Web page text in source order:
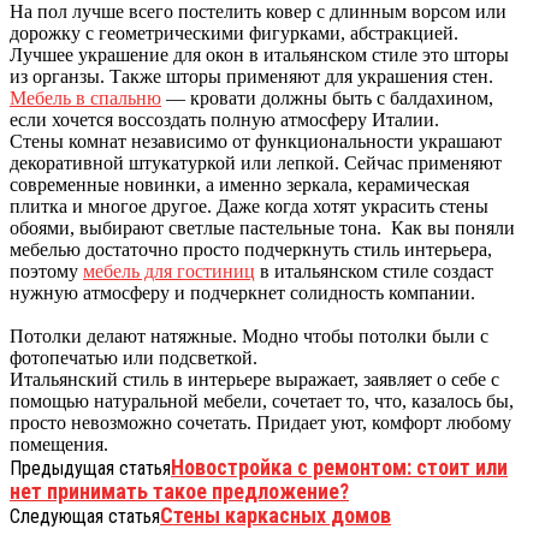
На пол лучше всего постелить ковер с длинным ворсом или
дорожку с геометрическими фигурками, абстракцией.
Лучшее украшение для окон в итальянском стиле это шторы
из органзы. Также шторы применяют для украшения стен.
Мебель в спальню — кровати должны быть с балдахином,
если хочется воссоздать полную атмосферу Италии.
Стены комнат независимо от функциональности украшают
декоративной штукатуркой или лепкой. Сейчас применяют
современные новинки, а именно зеркала, керамическая
плитка и многое другое. Даже когда хотят украсить стены
обоями, выбирают светлые пастельные тона. Как вы поняли
мебелью достаточно просто подчеркнуть стиль интерьера,
поэтому мебель для гостиниц в итальянском стиле создаст
нужную атмосферу и подчеркнет солидность компании.
Потолки делают натяжные. Модно чтобы потолки были с
фотопечатью или подсветкой.
Итальянский стиль в интерьере выражает, заявляет о себе с
помощью натуральной мебели, сочетает то, что, казалось бы,
просто невозможно сочетать. Придает уют, комфорт любому
помещения.
Предыдущая статьяНовостройка с ремонтом: стоит или
нет принимать такое предложение?
Следующая статьяСтены каркасных домов